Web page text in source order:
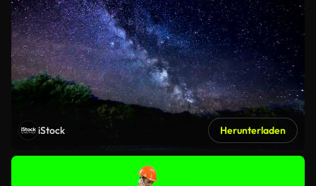
iStock Herunterladen